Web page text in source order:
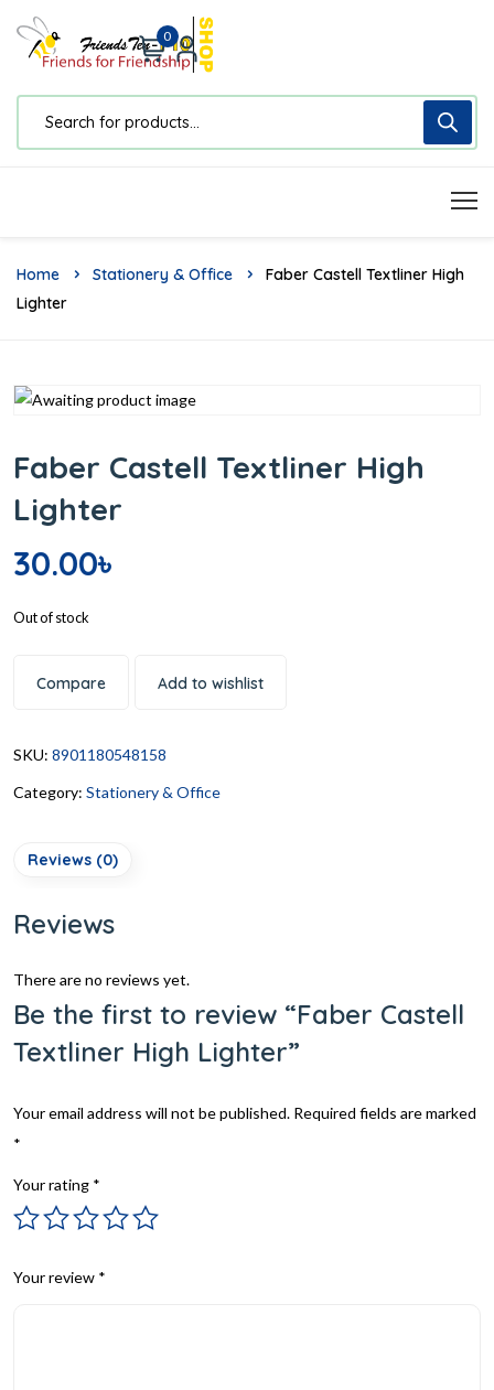
0
Home Stationery & Office
Faber Castell Textliner High
Lighter
Faber Castell Textliner High
Lighter
30.00৳
Out of stock
Compare Add to wishlist
SKU: 8901180548158
Category: Stationery & Office
Reviews (0)
Reviews
There are no reviews yet.
Be the first to review “Faber Castell
Textliner High Lighter”
Your email address will not be published. Required fields are marked
*
Your rating *
Your review *